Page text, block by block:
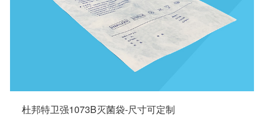
杜邦特卫强1073B灭菌袋-尺寸可定制